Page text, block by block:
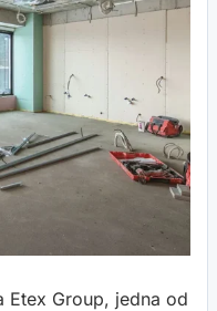
Etex Group, jedna od